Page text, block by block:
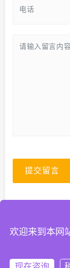
提交留言
欢迎来到本网